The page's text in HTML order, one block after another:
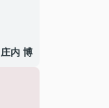
庄内 博